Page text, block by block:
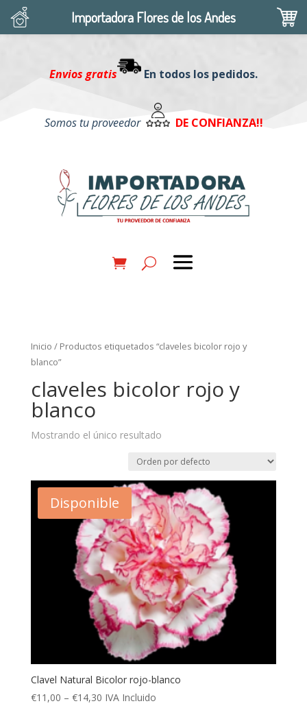
Envios gratis En todos los pedidos.
Somos tu proveedor DE CONFIANZA!!
Inicio / Productos etiquetados “claveles bicolor rojo y
blanco”
claveles bicolor rojo y
blanco
Mostrando el único resultado
Disponible
Clavel Natural Bicolor rojo-blanco
€11,00 – €14,30 IVA Incluido
Importadora Flores de los Andes